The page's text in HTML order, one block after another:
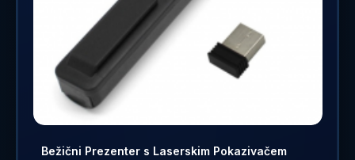
Bežični Prezenter s Laserskim Pokazivačem